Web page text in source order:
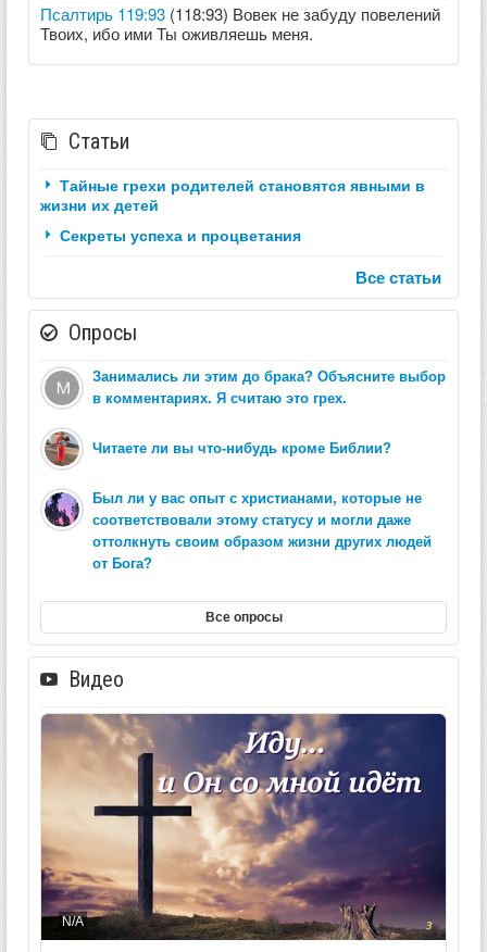
Псалтирь 119:93 (118:93) Вовек не забуду повелений
Твоих, ибо ими Ты оживляешь меня.
Статьи
Тайные грехи родителей становятся явными в
жизни их детей
Секреты успеха и процветания
Все статьи
Опросы
Занимались ли этим до брака? Объясните выбор
в комментариях. Я считаю это грех.
Читаете ли вы что-нибудь кроме Библии?
Был ли у вас опыт с христианами, которые не
соответствовали этому статусу и могли даже
оттолкнуть своим образом жизни других людей
от Бога?
Все опросы
Видео
N/A